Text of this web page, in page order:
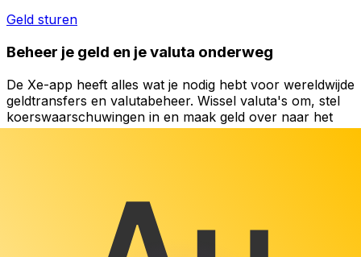
Geld sturen
Beheer je geld en je valuta onderweg
De Xe-app heeft alles wat je nodig hebt voor wereldwijde
geldtransfers en valutabeheer. Wissel valuta's om, stel
koerswaarschuwingen in en maak geld over naar het
buitenland zonder verborgen kosten. Download